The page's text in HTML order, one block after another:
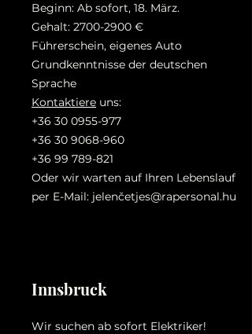
Beginn: Ab sofort, 18. März.
Gehalt: 2700-2900 €
Führerschein, eigenes Auto
Grundkenntnisse der deutschen
Sprache
Kontaktiere uns:
+36 30 0955-977
+36 30 9068-960
+36 99 789-821
Oder wir warten auf Ihren Lebenslauf
per E-Mail: jelenčetjes@rapersonal.hu
Innsbruck
Wir suchen ab sofort Elektriker!